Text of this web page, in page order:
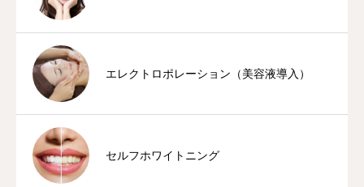
エレクトロポレーション（美容液導入）
セルフホワイトニング